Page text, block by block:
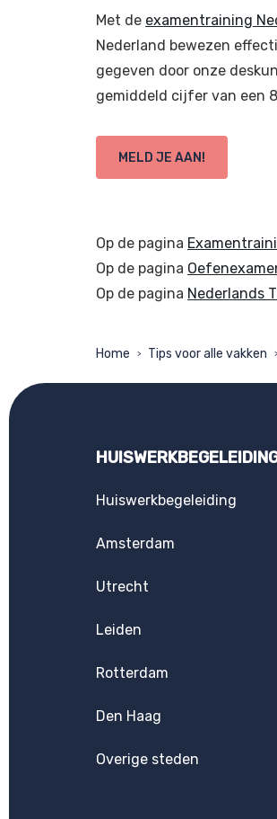
Met de examentraining
Nederland bewezen
gegeven door onze
gemiddeld cijfer van een
MELD JE AAN!
Op de pagina
Op de pagina
Op de pagina Nederlands
Home > Tips voor alle vakken >
Huiswerkbegeleiding
Amsterdam
Utrecht
Leiden
Rotterdam
Den Haag
Overige steden